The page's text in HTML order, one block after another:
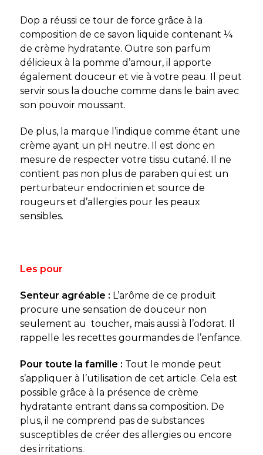
Dop a réussi ce tour de force grâce à la
composition de ce savon liquide contenant ¼
de crème hydratante. Outre son parfum
délicieux à la pomme d’amour, il apporte
également douceur et vie à votre peau. Il peut
servir sous la douche comme dans le bain avec
son pouvoir moussant.
De plus, la marque l’indique comme étant une
crème ayant un pH neutre. Il est donc en
mesure de respecter votre tissu cutané. Il ne
contient pas non plus de paraben qui est un
perturbateur endocrinien et source de
rougeurs et d’allergies pour les peaux
sensibles.
Les pour
Senteur agréable : L’arôme de ce produit
procure une sensation de douceur non
seulement au toucher, mais aussi à l’odorat. Il
rappelle les recettes gourmandes de l’enfance.
Pour toute la famille : Tout le monde peut
s’appliquer à l’utilisation de cet article. Cela est
possible grâce à la présence de crème
hydratante entrant dans sa composition. De
plus, il ne comprend pas de substances
susceptibles de créer des allergies ou encore
des irritations.